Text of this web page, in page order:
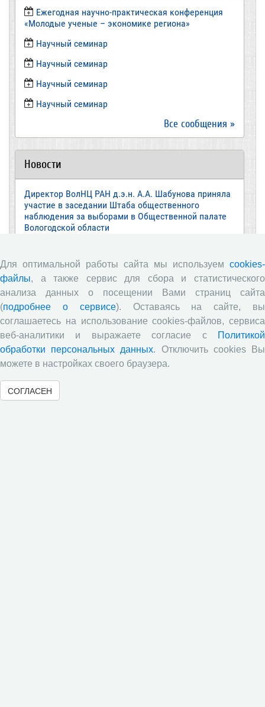
Ежегодная научно-практическая конференция
«Молодые ученые – экономике региона»
​Научный семинар
​Научный семинар
Научный семинар
​Научный семинар
Все сообщения »
Новости
Директор ВолНЦ РАН д.э.н. А.А. Шабунова приняла
участие в заседании Штаба общественного
наблюдения за выборами в Общественной палате
Вологодской области
Всероссийской научно-практической конференции с
международным участием «Стратегия и тактика
реализации социально-экономических реформ:
национальные приоритеты и проекты»,
приуроченной к 35-летию Центра
Стратегия и тактика реализации социально-
экономических реформ: национальные приоритеты
и проекты
Опубликованы материалы XI Международной
научно-практической интернет-конференции
«Глобальные вызовы и региональное развитие в
зеркале социологических измерений»
Для оптимальной работы сайта мы используем cookies-
файлы, а также сервис для сбора и статистического
анализа данных о посещении Вами страниц сайта
(подробнее о сервисе). Оставаясь на сайте, вы
соглашаетесь на использование cookies-файлов, сервиса
веб-аналитики и выражаете согласие с
Политикой
обработки персональных данных. Отключить cookies Вы
можете в настройках своего браузера.
СОГЛАСЕН